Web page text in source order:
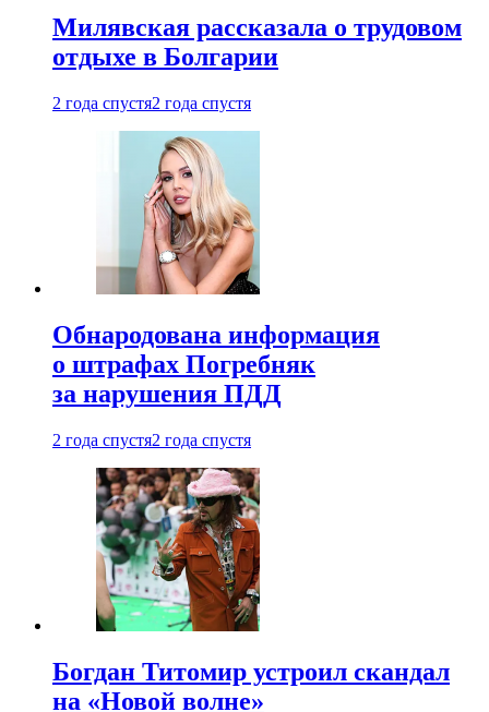
Милявская рассказала о трудовом
отдыхе в Болгарии
2 года спустя2 года спустя
Обнародована информация
о штрафах Погребняк
за нарушения ПДД
2 года спустя2 года спустя
Богдан Титомир устроил скандал
на «Новой волне»